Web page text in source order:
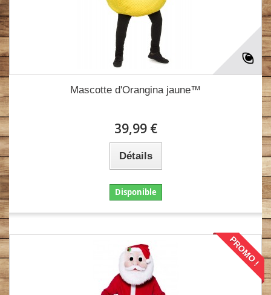
Mascotte d'Orangina jaune™
39,99 €
Détails
Disponible
PROMO !